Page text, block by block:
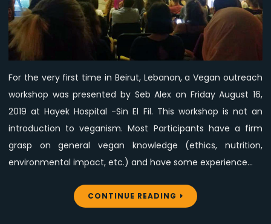
the
Vegan
Outreach
workshop
Seb
Alex
In
Lebanon
For the very first time in Beirut, Lebanon, a Vegan outreach
workshop was presented by Seb Alex on Friday August 16,
2019 at Hayek Hospital -Sin El Fil. This workshop is not an
introduction to veganism. Most Participants have a firm
grasp on general vegan knowledge (ethics, nutrition,
environmental impact, etc.) and have some experience…
CONTINUE READING